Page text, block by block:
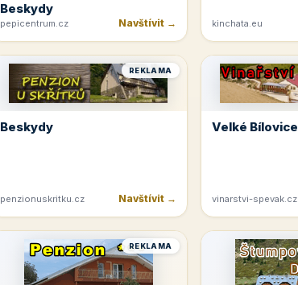
Beskydy
pepicentrum.cz Navštívit → kinchata.eu
REKLAMA
Beskydy
penzionuskritku.cz Navštívit →
Velké Bílovice
vinarstvi-spevak.cz
REKLAMA